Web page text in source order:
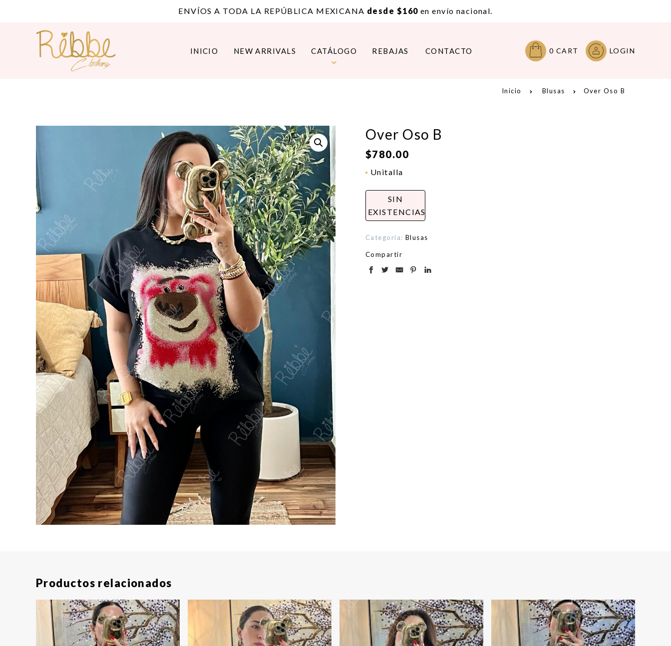
ENVÍOS A TODA LA REPÚBLICA MEXICANA desde $160 en envío nacional.
INICIO NEW ARRIVALS CATÁLOGO REBAJAS CONTACTO 0 CART LOGIN
Inicio Blusas Over Oso B
Over Oso B
$780.00
Unitalla
SIN
EXISTENCIAS
Categoría: Blusas
Compartir
Productos relacionados